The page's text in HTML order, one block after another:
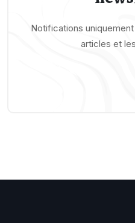
Notifications
articles et